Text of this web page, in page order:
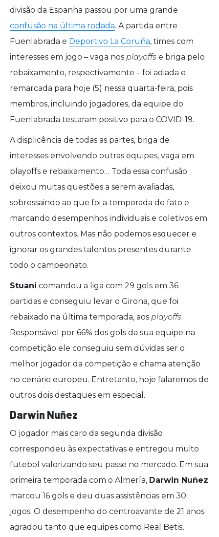
divisão da Espanha passou por uma grande
confusão na última rodada. A partida entre
Fuenlabrada e Deportivo La Coruña, times com
interesses em jogo – vaga nos playoffs e briga pelo
rebaixamento, respectivamente – foi adiada e
remarcada para hoje (5) nessa quarta-feira, pois
membros, incluindo jogadores, da equipe do
Fuenlabrada testaram positivo para o COVID-19.
A displicência de todas as partes, briga de
interesses envolvendo outras equipes, vaga em
playoffs e rebaixamento… Toda essa confusão
deixou muitas questões a serem avaliadas,
sobressaindo ao que foi a temporada de fato e
marcando desempenhos individuais e coletivos em
outros contextos. Mas não podemos esquecer e
ignorar os grandes talentos presentes durante
todo o campeonato.
Stuani comandou a liga com 29 gols em 36
partidas e conseguiu levar o Girona, que foi
rebaixado na última temporada, aos playoffs.
Responsável por 66% dos gols da sua equipe na
competição ele conseguiu sem dúvidas ser o
melhor jogador da competição e chama atenção
no cenário europeu. Entretanto, hoje falaremos de
outros dois destaques em especial.
Darwin Nuñez
O jogador mais caro da segunda divisão
correspondeu às expectativas e entregou muito
futebol valorizando seu passe no mercado. Em sua
primeira temporada com o Almería, Darwin Nuñez
marcou 16 gols e deu duas assistências em 30
jogos. O desempenho do centroavante de 21 anos
agradou tanto que equipes como Real Betis,